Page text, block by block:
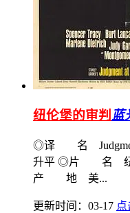
纽伦堡的审判蓝
◎译 名 Judgment
升平 ◎片 名
产 地 美...
更新时间：03-17